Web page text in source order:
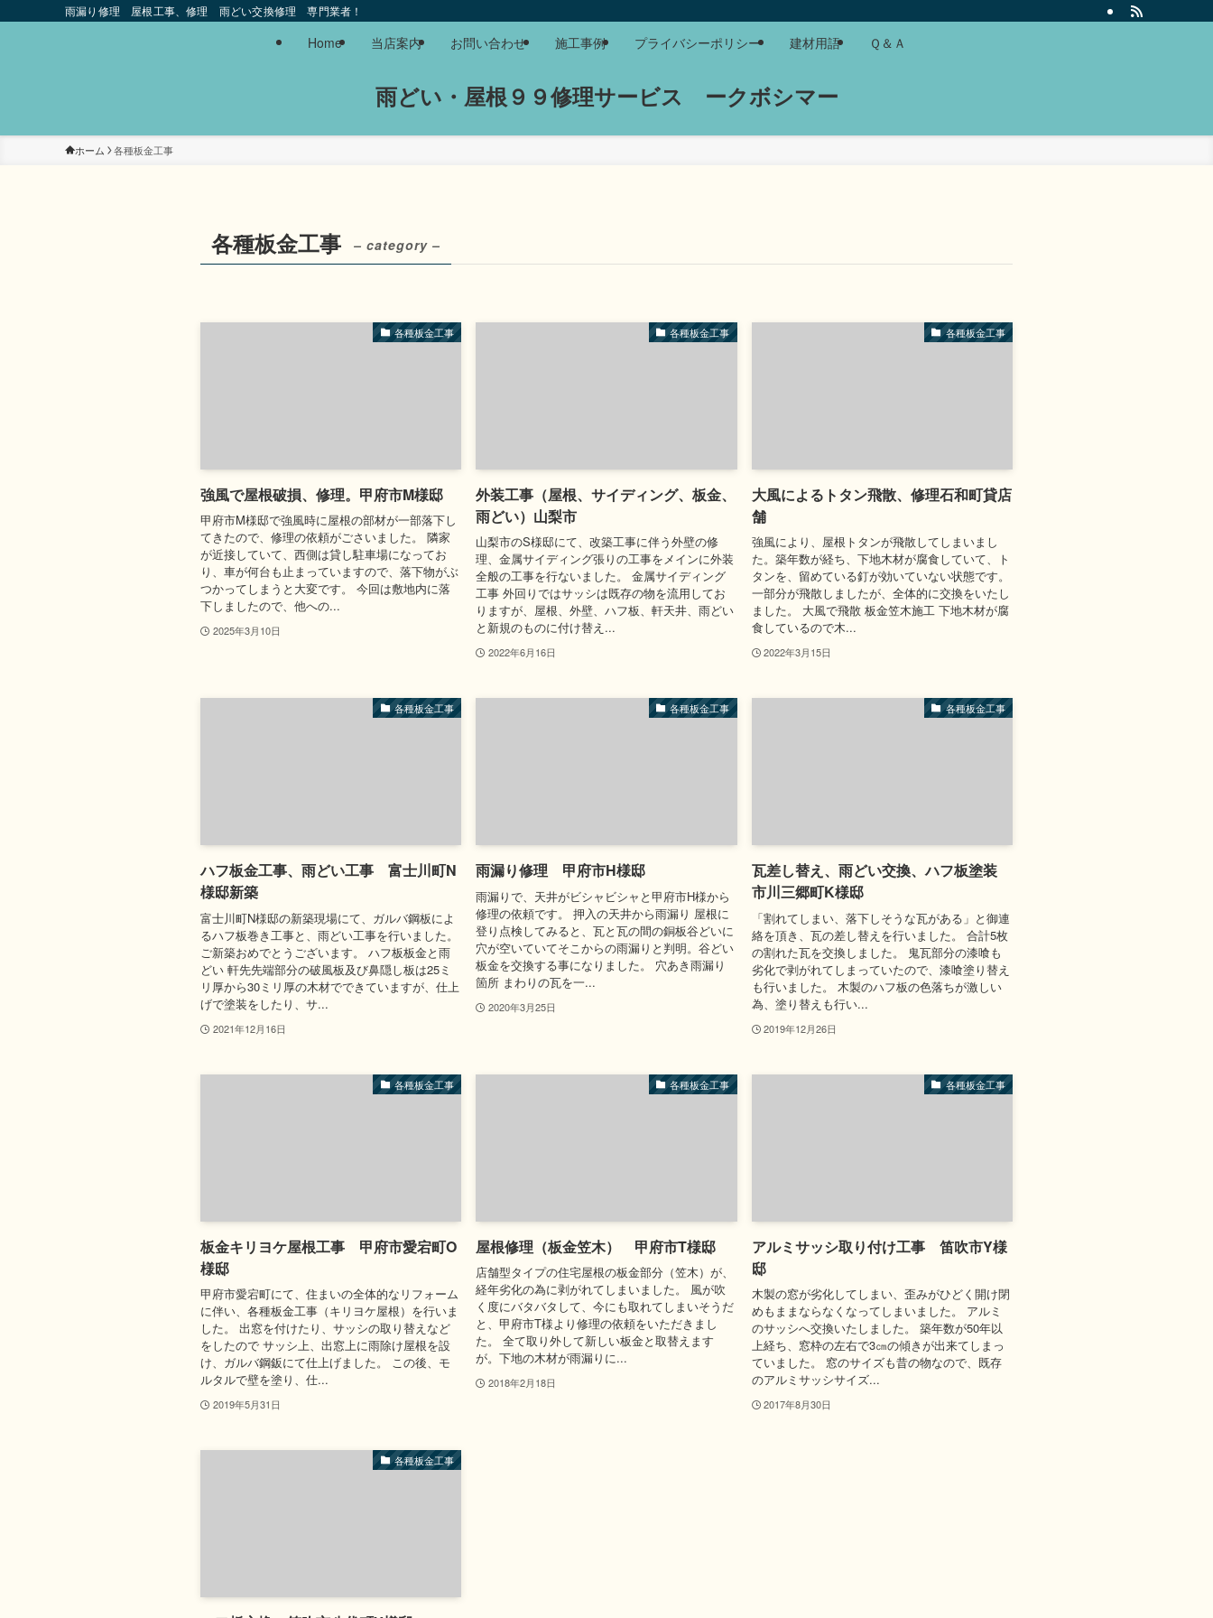
雨漏り修理 屋根工事、修理 雨どい交換修理 専門業者！
雨どい・屋根９９修理サービス ークボシマー
Home 当店案内 お問い合わせ 施工事例 プライバシーポリシー 建材用語 Ｑ＆Ａ
ホーム 各種板金工事
各種板金工事 – category –
各種板金工事
強風で屋根破損、修理。甲府市M様邸
甲府市M様邸で強風時に屋根の部材が一部落下し
てきたので、修理の依頼がごさいました。 隣家
が近接していて、西側は貸し駐車場になってお
り、車が何台も止まっていますので、落下物がぶ
つかってしまうと大変です。 今回は敷地内に落
下しましたので、他への...
2025年3月10日
各種板金工事
外装工事（屋根、サイディング、板金、
雨どい）山梨市
山梨市のS様邸にて、改築工事に伴う外壁の修
理、金属サイディング張りの工事をメインに外装
全般の工事を行ないました。 金属サイディング
工事 外回りではサッシは既存の物を流用してお
りますが、屋根、外壁、ハフ板、軒天井、雨どい
と新規のものに付け替え...
2022年6月16日
各種板金工事
大風によるトタン飛散、修理石和町貸店
舗
強風により、屋根トタンが飛散してしまいまし
た。築年数が経ち、下地木材が腐食していて、ト
タンを、留めている釘が効いていない状態です。
一部分が飛散しましたが、全体的に交換をいたし
ました。 大風で飛散 板金笠木施工 下地木材が腐
食しているので木...
2022年3月15日
各種板金工事
ハフ板金工事、雨どい工事 富士川町N
様邸新築
富士川町N様邸の新築現場にて、ガルバ鋼板によ
るハフ板巻き工事と、雨どい工事を行いました。
ご新築おめでとうございます。 ハフ板板金と雨
どい 軒先先端部分の破風板及び鼻隠し板は25ミ
リ厚から30ミリ厚の木材でできていますが、仕上
げで塗装をしたり、サ...
2021年12月16日
各種板金工事
雨漏り修理 甲府市H様邸
雨漏りで、天井がビシャビシャと甲府市H様から
修理の依頼です。 押入の天井から雨漏り 屋根に
登り点検してみると、瓦と瓦の間の銅板谷どいに
穴が空いていてそこからの雨漏りと判明。谷どい
板金を交換する事になりました。 穴あき雨漏り
箇所 まわりの瓦を一...
2020年3月25日
各種板金工事
瓦差し替え、雨どい交換、ハフ板塗装
市川三郷町K様邸
「割れてしまい、落下しそうな瓦がある」と御連
絡を頂き、瓦の差し替えを行いました。 合計5枚
の割れた瓦を交換しました。 鬼瓦部分の漆喰も
劣化で剥がれてしまっていたので、漆喰塗り替え
も行いました。 木製のハフ板の色落ちが激しい
為、塗り替えも行い...
2019年12月26日
各種板金工事
板金キリヨケ屋根工事 甲府市愛宕町O
様邸
甲府市愛宕町にて、住まいの全体的なリフォーム
に伴い、各種板金工事（キリヨケ屋根）を行いま
した。 出窓を付けたり、サッシの取り替えなど
をしたので サッシ上、出窓上に雨除け屋根を設
け、ガルバ鋼鈑にて仕上げました。 この後、モ
ルタルで壁を塗り、仕...
2019年5月31日
各種板金工事
屋根修理（板金笠木） 甲府市T様邸
店舗型タイプの住宅屋根の板金部分（笠木）が、
経年劣化の為に剥がれてしまいました。 風が吹
く度にバタバタして、今にも取れてしまいそうだ
と、甲府市T様より修理の依頼をいただきまし
た。 全て取り外して新しい板金と取替えます
が。下地の木材が雨漏りに...
2018年2月18日
各種板金工事
アルミサッシ取り付け工事 笛吹市Y様
邸
木製の窓が劣化してしまい、歪みがひどく開け閉
めもままならなくなってしまいました。 アルミ
のサッシへ交換いたしました。 築年数が50年以
上経ち、窓枠の左右で3㎝の傾きが出来てしまっ
ていました。 窓のサイズも昔の物なので、既存
のアルミサッシサイズ...
2017年8月30日
各種板金工事